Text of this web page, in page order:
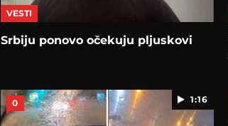
VESTI
Srbiju ponovo očekuju pljuskovi
1:16
0